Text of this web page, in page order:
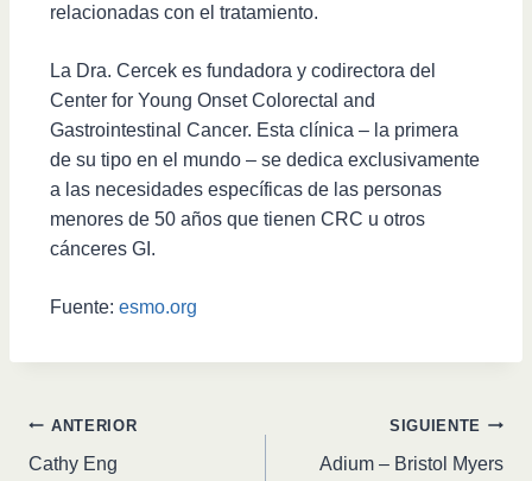
relacionadas con el tratamiento.
La Dra. Cercek es fundadora y codirectora del
Center for Young Onset Colorectal and
Gastrointestinal Cancer. Esta clínica – la primera
de su tipo en el mundo – se dedica exclusivamente
a las necesidades específicas de las personas
menores de 50 años que tienen CRC u otros
cánceres GI.
Fuente: esmo.org
ANTERIOR
Cathy Eng
SIGUIENTE
Adium – Bristol Myers